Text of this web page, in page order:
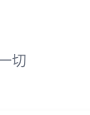
切